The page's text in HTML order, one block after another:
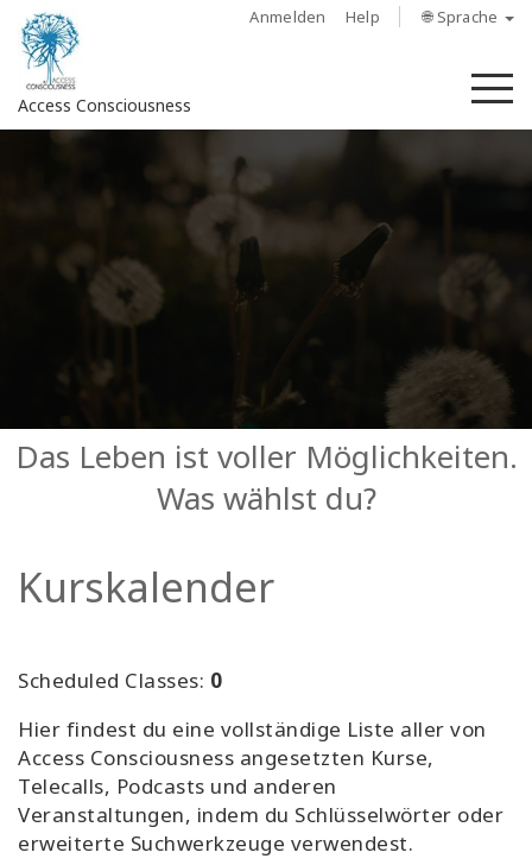
Anmelden Help 🌐 Sprache
Access Consciousness
Konto
Bars
Regionen
More
Neuigkeiten
KONTAKT
Das Leben ist voller Möglichkeiten.
Was wählst du?
Kurskalender
Scheduled Classes: 0
Hier findest du eine vollständige Liste aller von
Access Consciousness angesetzten Kurse,
Telecalls, Podcasts und anderen
Veranstaltungen, indem du Schlüsselwörter oder
erweiterte Suchwerkzeuge verwendest.